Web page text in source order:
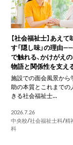
【社会福祉士】あえ
す「隠し味」の理由
で触れる、かけがえ
物語と関係性を支え
施設での面会風景から
助の本質とこれまでの
きる社会福祉士...
2026.7.26
中央校/社会福祉士科/精
科